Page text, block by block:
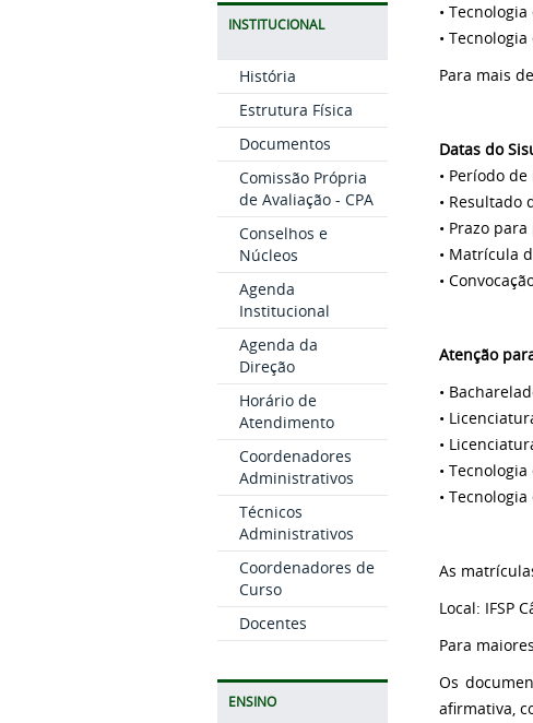
INSTITUCIONAL
História
Estrutura Física
Documentos
Comissão Própria
de Avaliação - CPA
Conselhos e
Núcleos
Agenda
Institucional
Agenda da
Direção
Horário de
Atendimento
Coordenadores
Administrativos
Técnicos
Administrativos
Coordenadores de
Curso
Docentes
ENSINO
•
•
Para mais
Datas do
• Período
• Resultado
• Prazo
• Matrícula
•
Atenção
•
•
•
•
•
As
Local: IFSP
Para
Os
afirmativa,